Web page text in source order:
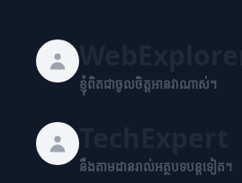
ខ្ញុំពិតជាចូលចិត្តអានវាណាស់។
នឹងតាមដានរាល់អត្ថបទបន្តទៀត។